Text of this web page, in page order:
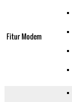
Fitur Modem